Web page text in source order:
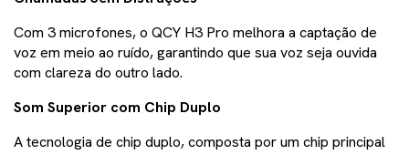
Com 3 microfones, o QCY H3 Pro melhora a captação de
voz em meio ao ruído, garantindo que sua voz seja ouvida
com clareza do outro lado.
Som Superior com Chip Duplo
A tecnologia de chip duplo, composta por um chip principal